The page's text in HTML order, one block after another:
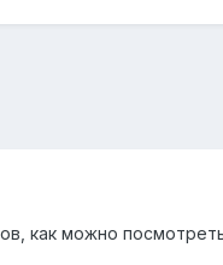
как можно